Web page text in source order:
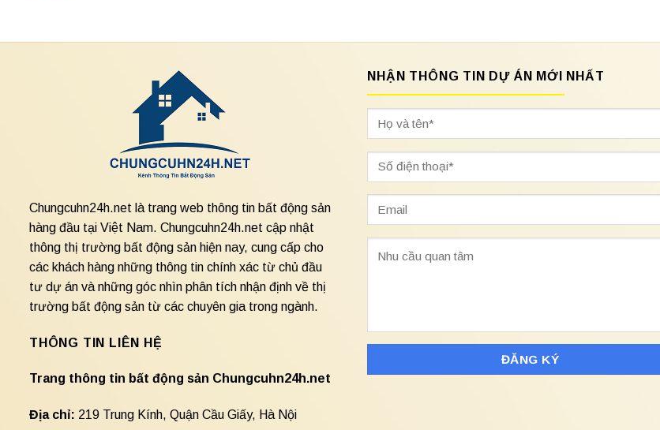
Chungcuhn24h.net là trang web thông tin bất động sản
hàng đầu tại Việt Nam. Chungcuhn24h.net cập nhật
thông thị trường bất động sản hiện nay, cung cấp cho
các khách hàng những thông tin chính xác từ chủ đầu
tư dự án và những góc nhìn phân tích nhận định về thị
trường bất động sản từ các chuyên gia trong ngành.
THÔNG TIN LIÊN HỆ
Trang thông tin bất động sản Chungcuhn24h.net
Địa chỉ: 219 Trung Kính, Quận Cầu Giấy, Hà Nội
NHẬN THÔNG TIN DỰ ÁN MỚI NHẤT